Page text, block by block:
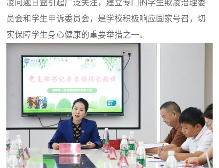
凌问题日益引起广泛关注，建立专门的学生欺凌治理委
员会和学生申诉委员会，是学校积极响应国家号召，切
实保障学生身心健康的重要举措之一。